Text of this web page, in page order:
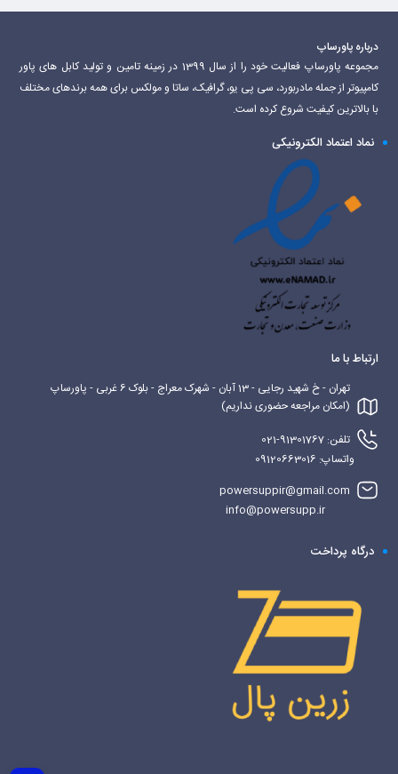
درباره پاورساپ
مجموعه پاورساپ فعالیت خود را از سال 1399 در زمینه تامین و تولید کابل های پاور
کامپیوتر از جمله مادربورد، سی پی یو، گرافیک، ساتا و مولکس برای همه برندهای مختلف
با بالاترین کیفیت شروع کرده است.
نماد اعتماد الکترونیکی
ارتباط با ما
تهران - خ شهید رجایی - 13 آبان - شهرک معراج - بلوک 6 غربی - پاورساپ
(امکان مراجعه حضوری نداریم)
تلفن: 91301767-021
واتساپ: 09120663016
powersuppir@gmail.com
info@powersupp.ir
درگاه پرداخت